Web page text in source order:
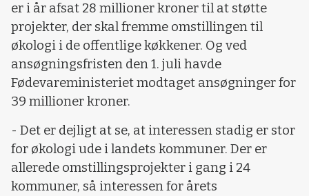
er i år afsat 28 millioner kroner til at støtte
projekter, der skal fremme omstillingen til
økologi i de offentlige køkkener. Og ved
ansøgningsfristen den 1. juli havde
Fødevareministeriet modtaget ansøgninger for
39 millioner kroner.
- Det er dejligt at se, at interessen stadig er stor
for økologi ude i landets kommuner. Der er
allerede omstillingsprojekter i gang i 24
kommuner, så interessen for årets